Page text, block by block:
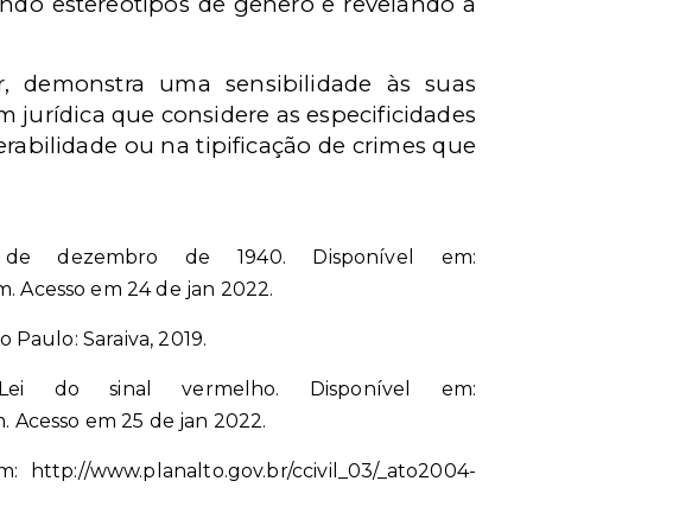
uma sensibilidade às suas
jurídica que considere as especificidades
ou na tipificação de crimes que
dezembro de 1940. Disponível em:
em 24 de jan 2022.
Paulo: Saraiva, 2019.
do sinal vermelho. Disponível em:
Acesso em 25 de jan 2022.
www.planalto.gov.br/ccivil_03/_ato2004-